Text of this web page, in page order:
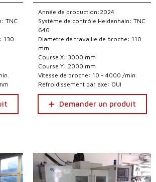
TNC
130
Année de production:2024
Système de contrôle Heidenhain: TNC
640
Diametre de travaille de broche: 110
mm
Course X: 3000 mm
Course Y: 2000 mm
Vitesse de broche: 10 - 4000 /min.
Refroidissement par axe: OUI
Demander un produit